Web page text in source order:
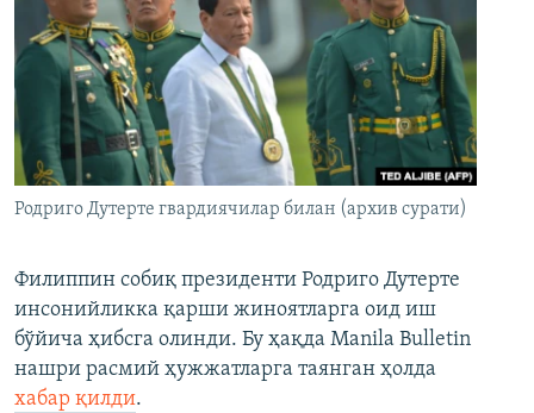
Родриго Дутерте гвардиячилар билан (архив сурати)
Филиппин собиқ президенти Родриго Дутерте
инсонийликка қарши жиноятларга оид иш
бўйича ҳибсга олинди. Бу ҳақда Manila Bulletin
нашри расмий ҳужжатларга таянган ҳолда
хабар қилди.